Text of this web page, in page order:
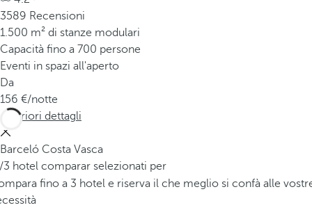
3589 Recensioni
1.500 m² di stanze modulari
Capacità fino a 700 persone
Eventi in spazi all'aperto
Da
156
/notte
Ulteriori dettagli
Barceló Costa Vasca
/3 hotel comparar selezionati per
fino a 3 hotel e riserva il che meglio si confà alle